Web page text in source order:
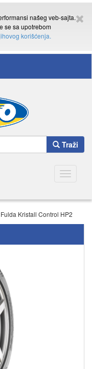
našeg veb-sajta.
se sa upotrebom
korišćenja.
Traži
Toggle
Fulda Kristall Control HP2